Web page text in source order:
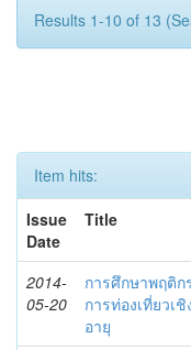
Results 1-10 of 13
Item hits:
Issue
Date
Title
2014-
05-20
การศึกษาพฤติ
การท่องเที่ยวเ
อายุ